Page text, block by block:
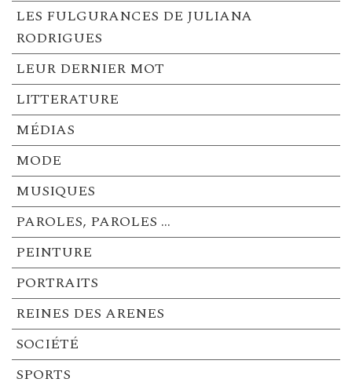
LES FULGURANCES DE JULIANA
RODRIGUES
LEUR DERNIER MOT
LITTERATURE
MÉDIAS
MODE
MUSIQUES
PAROLES, PAROLES …
PEINTURE
PORTRAITS
REINES DES ARENES
SOCIÉTÉ
SPORTS